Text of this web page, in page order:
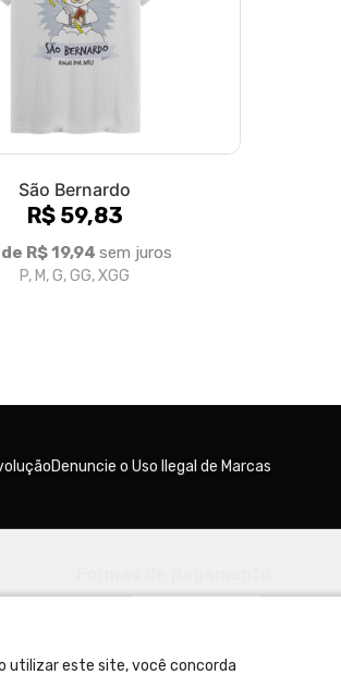
São Bernardo
R$ 59,83
R$ 19,94 sem juros
P, M, G, GG, XGG
utilizar este site, você concorda
Denuncie o Uso Ilegal de Marcas